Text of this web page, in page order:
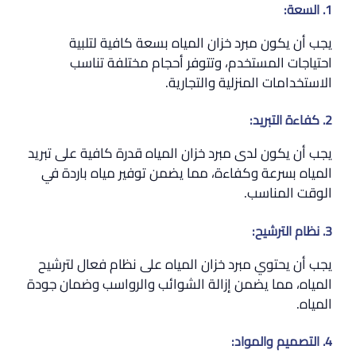
1. السعة:
يجب أن يكون مبرد خزان المياه بسعة كافية لتلبية
احتياجات المستخدم، وتتوفر أحجام مختلفة تناسب
الاستخدامات المنزلية والتجارية.
2. كفاءة التبريد:
يجب أن يكون لدى مبرد خزان المياه قدرة كافية على تبريد
المياه بسرعة وكفاءة، مما يضمن توفير مياه باردة في
الوقت المناسب.
3. نظام الترشيح:
يجب أن يحتوي مبرد خزان المياه على نظام فعال لترشيح
المياه، مما يضمن إزالة الشوائب والرواسب وضمان جودة
المياه.
4. التصميم والمواد: